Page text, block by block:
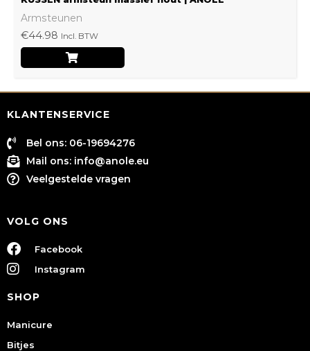
Armsteunen
€44.98 Incl. BTW
KLANTENSERVICE
Bel ons: 06-19694276
Mail ons: info@anole.eu
Veelgestelde vragen
VOLG ONS
Facebook
Instagram
SHOP
Manicure
Bitjes